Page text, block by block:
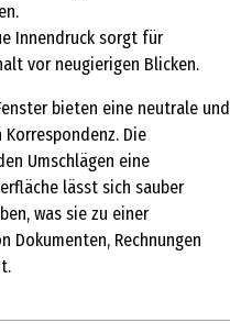
Innendruck sorgt für
vor neugierigen Blicken.
bieten eine neutrale und
Die
Umschlägen eine
lässt sich sauber
was sie zu einer
Dokumenten, Rechnungen